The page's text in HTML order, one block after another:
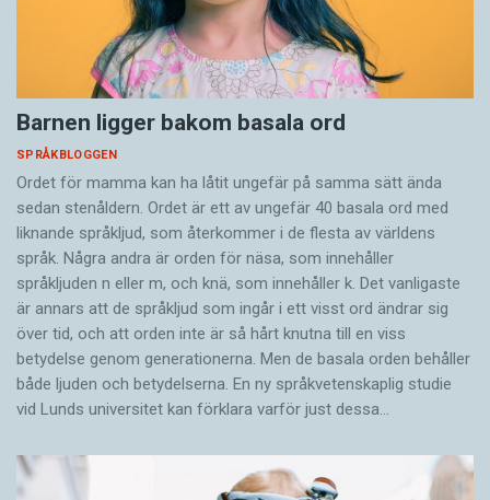
Barnen ligger bakom basala ord
SPRÅKBLOGGEN
Ordet för mamma kan ha låtit ungefär på samma sätt ända
sedan stenåldern. Ordet är ett av ungefär 40 basala ord med
liknande språkljud, som återkommer i de flesta av världens
språk. Några andra är orden för näsa, som innehåller
språkljuden n eller m, och knä, som innehåller k. Det vanligaste
är annars att de språkljud som ingår i ett visst ord ändrar sig
över tid, och att orden inte är så hårt knutna till en viss
betydelse genom generationerna. Men de basala orden behåller
både ljuden och betydelserna. En ny språkvetenskaplig studie
vid Lunds universitet kan förklara varför just dessa…